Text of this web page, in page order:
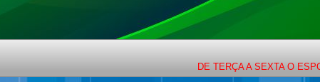
DE TERÇA A SEXTA O ESPORTE